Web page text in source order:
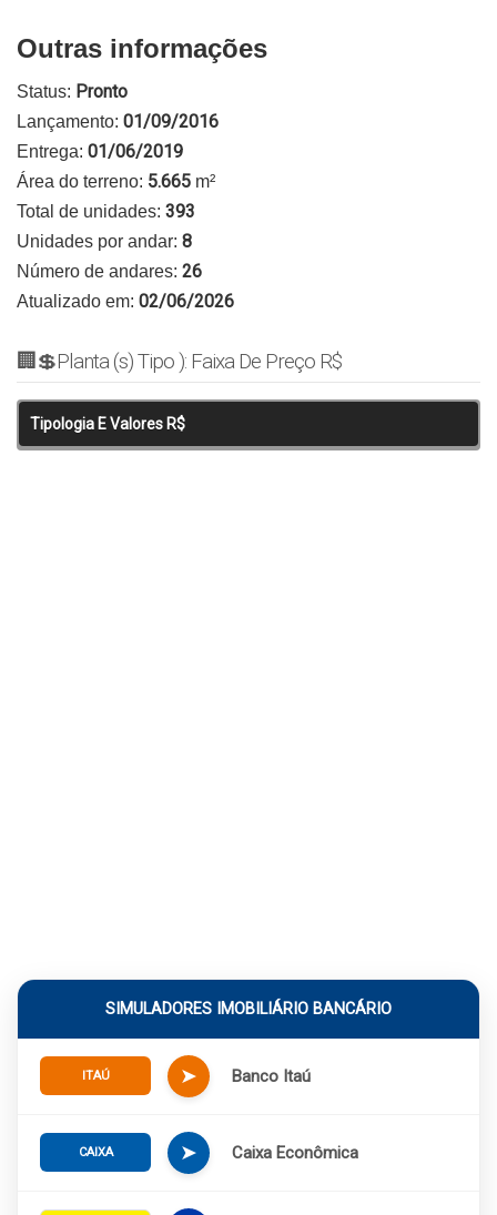
Outras informações
Status: Pronto
Lançamento: 01/09/2016
Entrega: 01/06/2019
Área do terreno: 5.665 m²
Total de unidades: 393
Unidades por andar: 8
Número de andares: 26
Atualizado em: 02/06/2026
🏢💲Planta (s) Tipo ): Faixa De Preço R$
Tipologia E Valores R$
SIMULADORES IMOBILIÁRIO BANCÁRIO
ITAÚ ➤ Banco Itaú
CAIXA ➤ Caixa Econômica